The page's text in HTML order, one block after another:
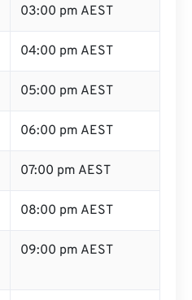
03:00 pm AEST
04:00 pm AEST
05:00 pm AEST
06:00 pm AEST
07:00 pm AEST
08:00 pm AEST
09:00 pm AEST